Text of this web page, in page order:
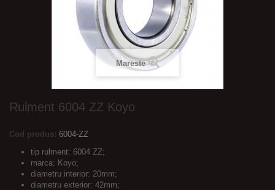
Mareste
Rulment 6004 ZZ Koyo
Cod produs: 6004-ZZ
tip rulment: 6004 ZZ;
marca: Koyo;
diametru interior: 20mm;
diametru exterior: 42mm;